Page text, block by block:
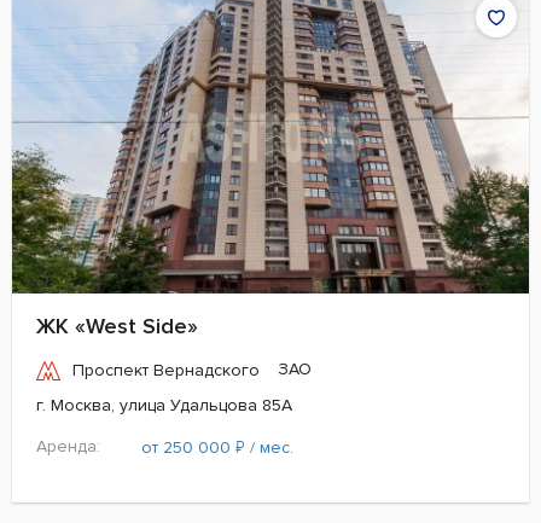
ЖК «West Side»
Проспект Вернадского
ЗАО
г. Москва, улица Удальцова 85А
Аренда:
от 250 000 ₽ / мес.